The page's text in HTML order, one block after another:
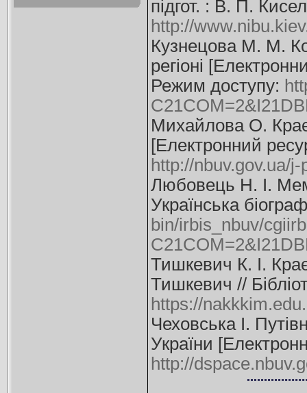
підгот. : В. П.
http://
Кузнецова М. М.
регіоні
Режим доступу:
Михайлова О.
[Електронний
http://nbuv.gov.ua/
Любовець Н. І.
Українська
bin/irbis_nbuv/
Тишкевич К. І.
Тишкевич //
https://
Чеховська І.
України
http://